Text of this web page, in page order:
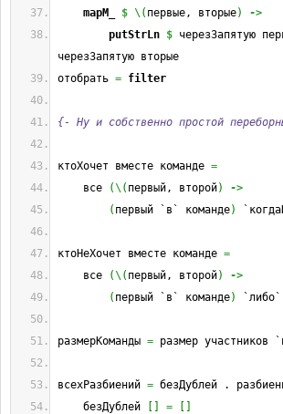
mapM_
$ \ ( первые, вторые)
->
putStrLn $ черезЗапятую
черезЗапятую вторые
отобрать = filter
{- Ну и собственно простой
ктоХочет вместе команде =
все
(\ ( первый, второй)
->
( первый `в` команде)
ктоНеХочет вместе команде =
все
(\ ( первый, второй)
->
( первый `в` команде) `либо`
размерКоманды = размер участников
всехРазбиений = безДублей .
безДублей
=